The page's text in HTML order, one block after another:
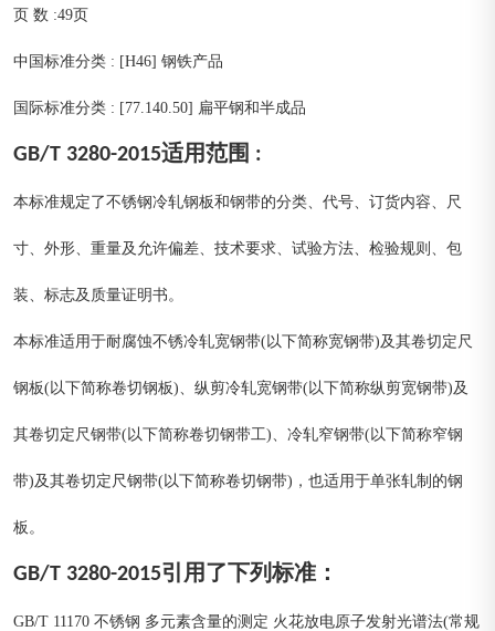
页 数 :49页
中国标准分类 : [H46] 钢铁产品
国际标准分类 : [77.140.50] 扁平钢和半成品
GB/T 3280-2015适用范围 :
本标准规定了不锈钢冷轧钢板和钢带的分类、代号、订货内容、尺
寸、外形、重量及允许偏差、技术要求、试验方法、检验规则、包
装、标志及质量证明书。
本标准适用于耐腐蚀不锈冷轧宽钢带(以下简称宽钢带)及其卷切定尺
钢板(以下简称卷切钢板)、纵剪冷轧宽钢带(以下简称纵剪宽钢带)及
其卷切定尺钢带(以下简称卷切钢带工)、冷轧窄钢带(以下简称窄钢
带)及其卷切定尺钢带(以下简称卷切钢带)，也适用于单张轧制的钢
板。
GB/T 3280-2015引用了下列标准：
GB/T 11170 不锈钢 多元素含量的测定 火花放电原子发射光谱法(常规